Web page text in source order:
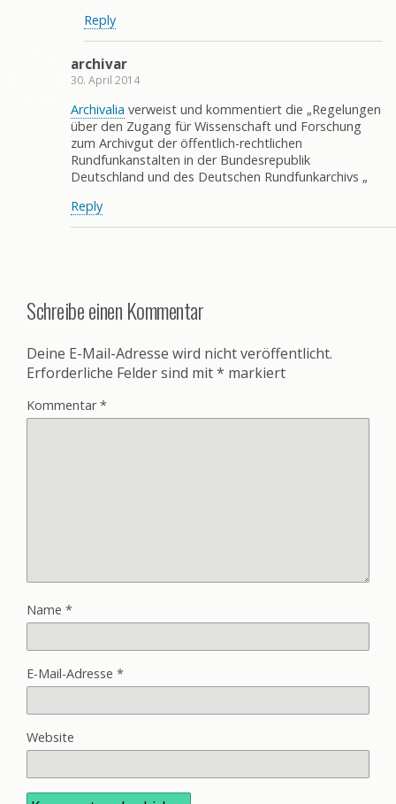
Reply
archivar
30. April 2014
Archivalia verweist und kommentiert die „Regelungen
über den Zugang für Wissenschaft und Forschung
zum Archivgut der öffentlich-rechtlichen
Rundfunkanstalten in der Bundesrepublik
Deutschland und des Deutschen Rundfunkarchivs „
Reply
Schreibe einen Kommentar
Deine E-Mail-Adresse wird nicht veröffentlicht.
Erforderliche Felder sind mit* markiert
Kommentar*
Name *
E-Mail-Adresse *
Website